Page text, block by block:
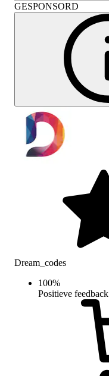
GESPONSORD
Dream_codes
100%
Positieve feedback